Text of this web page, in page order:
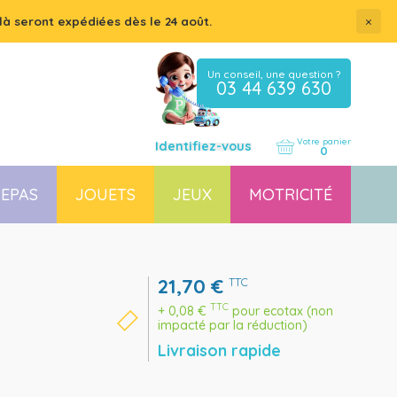
seront expédiées dès le 24 août. ×
Un conseil, une question ?
03 44 639 630
Identifiez-vous Votre panier
0
JOUETS JEUX MOTRICITÉ
21,70€ TTC
+0,08€ TTC pour ecotax (non
impacté par la réduction)
Livraison rapide